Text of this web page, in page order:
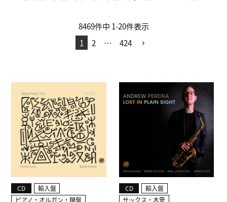
8469件中 1-20件表示
1
2 … 424
CD
輸入盤
ピアノ・オルガン・鍵盤
CD
輸入盤
サックス・木管